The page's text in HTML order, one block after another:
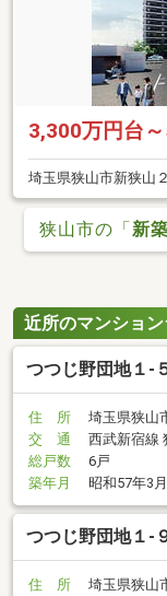
3,300万円台
埼玉県狭山市新狭山２
狭山市の「新
近所のマンショ
つつじ野団地１-
住 所
埼玉県狭山
交 通
西武新宿線
総戸数
6戸
築年月
昭和57年3月
つつじ野団地１-
住 所
埼玉県狭山